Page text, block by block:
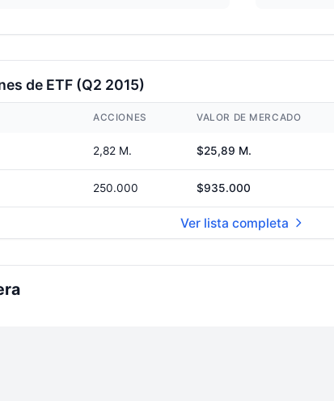
de ETF (Q2 2015)
ACCIONES VALOR DE MERCADO
2,82 M. $25,89 M.
250.000 $935.000
Ver lista completa